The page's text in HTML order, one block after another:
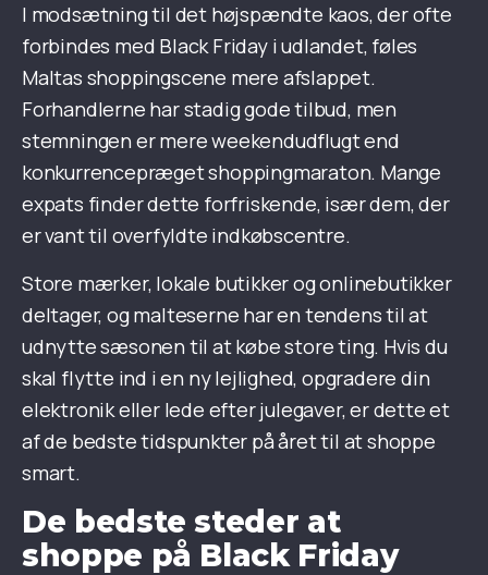
I modsætning til det højspændte kaos, der ofte
forbindes med Black Friday i udlandet, føles
Maltas shoppingscene mere afslappet.
Forhandlerne har stadig gode tilbud, men
stemningen er mere weekendudflugt end
konkurrencepræget shoppingmaraton. Mange
expats finder dette forfriskende, især dem, der
er vant til overfyldte indkøbscentre.
Store mærker, lokale butikker og onlinebutikker
deltager, og malteserne har en tendens til at
udnytte sæsonen til at købe store ting. Hvis du
skal flytte ind i en ny lejlighed, opgradere din
elektronik eller lede efter julegaver, er dette et
af de bedste tidspunkter på året til at shoppe
smart.
De bedste steder at
shoppe på Black Friday